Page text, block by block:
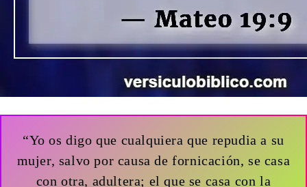
“Yo os digo que cualquiera que repudia a su
mujer, salvo por causa de fornicación, se casa
con otra, adultera; el que se casa con la